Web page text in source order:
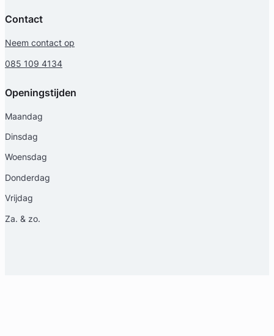
Contact
Neem contact op
085 109 4134
Openingstijden
Maandag
Dinsdag
Woensdag
Donderdag
Vrijdag
Za. & zo.